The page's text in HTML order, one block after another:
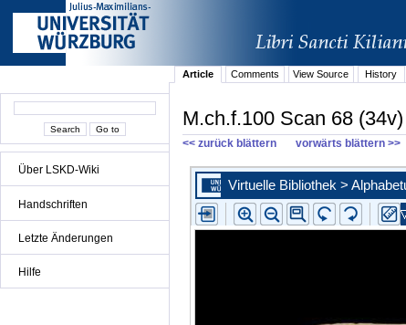
Über LSKD-Wiki
Handschriften
Letzte Änderungen
Hilfe
Article
Comments View Source History
M.ch.f.100 Scan 68 (34v)
<< zurück blättern vorwärts blättern >>